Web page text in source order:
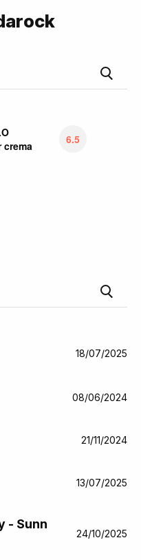
crema
6.5
18/07/2025
08/06/2024
21/11/2024
13/07/2025
- Sunn
24/10/2025